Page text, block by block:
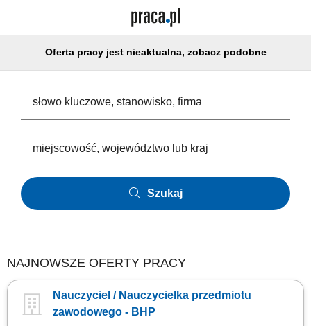
Oferta pracy jest nieaktualna, zobacz podobne
Szukaj
NAJNOWSZE OFERTY PRACY
Nauczyciel / Nauczycielka przedmiotu
zawodowego - BHP